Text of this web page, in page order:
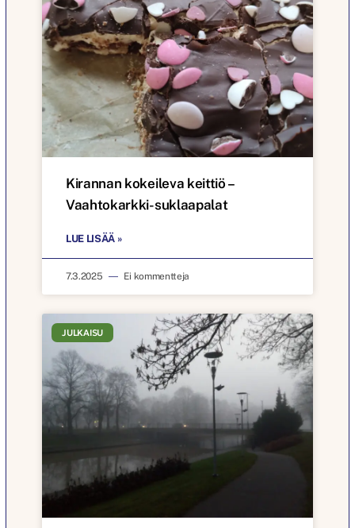
Kirannan kokeileva keittiö –
Vaahtokarkki-suklaapalat
LUE LISÄÄ »
7.3.2025 Ei kommentteja
JULKAISU